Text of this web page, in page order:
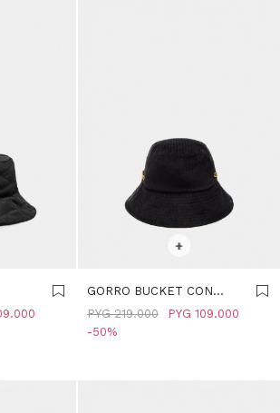
-
+
GORRO BUCKET CON
CINTA AJUSTABLE -
NEGRO
PYG 109.000
PYG 219.000
50